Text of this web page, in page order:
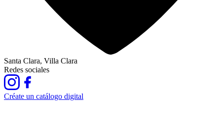
Santa Clara, Villa Clara
Redes sociales
Créate un catálogo digital